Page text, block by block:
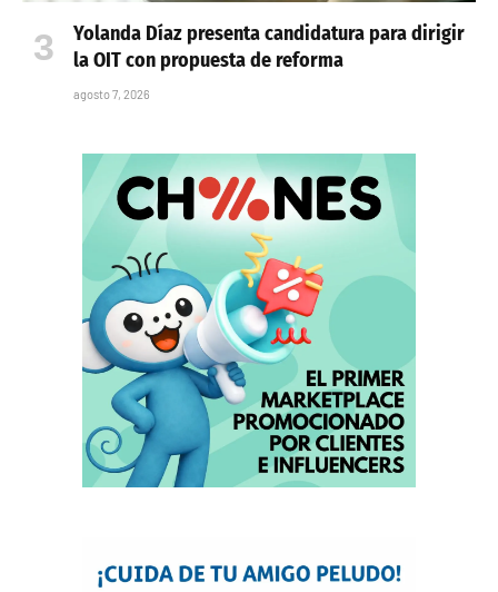
Yolanda Díaz presenta candidatura para dirigir
la OIT con propuesta de reforma
agosto 7, 2026